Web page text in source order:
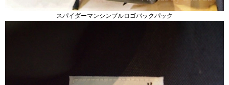
スパイダーマンシンプルロゴバックパック